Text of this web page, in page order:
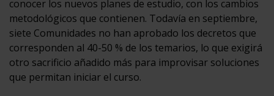
conocer los nuevos planes de estudio, con los cambios
metodológicos que contienen. Todavía en septiembre,
siete Comunidades no han aprobado los decretos que
corresponden al 40-50 % de los temarios, lo que exigirá
otro sacrificio añadido más para improvisar soluciones
que permitan iniciar el curso.